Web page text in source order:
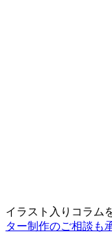
イラスト入りコラム
ター制作のご相談も